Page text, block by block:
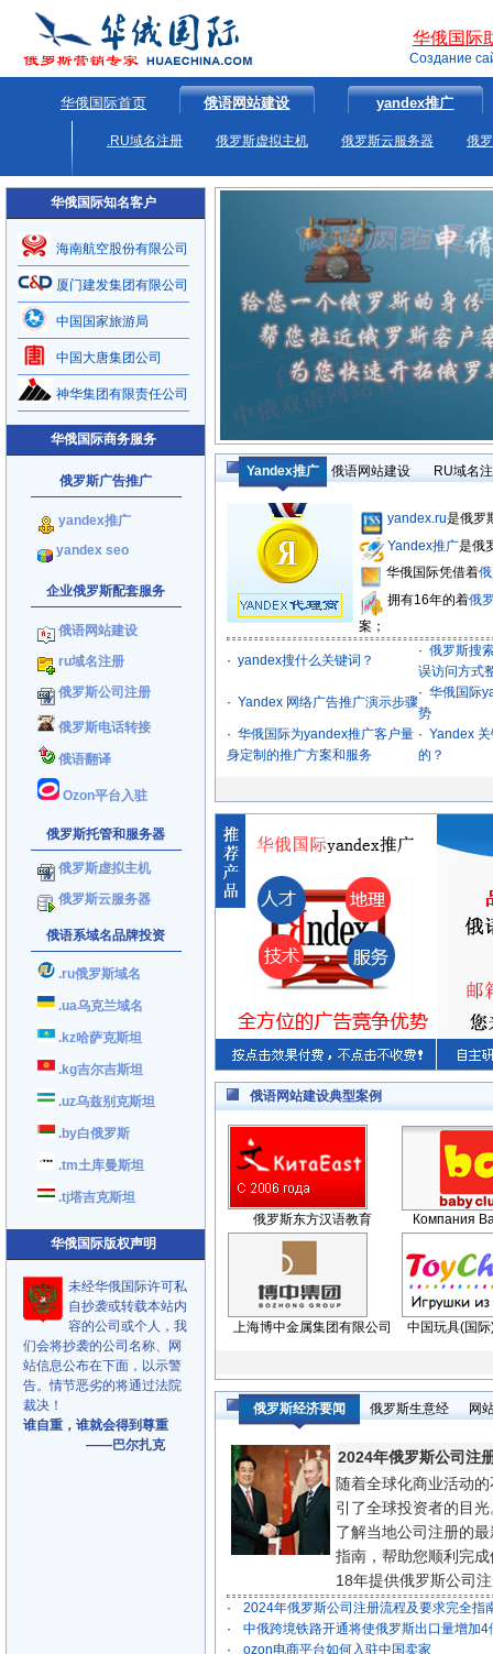
华俄国际
Создание
华俄国际首页 俄语网站建设 yandex推广
.RU域名注册 俄罗斯虚拟主机 俄罗斯云服务器 俄
华俄国际知名客户
海南航空股份有限公司
厦门建发集团有限公司
中国国家旅游局
中国大唐集团公司
神华集团有限责任公司
华俄国际商务服务
俄罗斯广告推广
yandex推广
yandex seo
企业俄罗斯配套服务
俄语网站建设
ru域名注册
俄罗斯公司注册
俄罗斯电话转接
俄语翻译
Ozon平台入驻
俄罗斯托管和服务器
俄罗斯虚拟主机
俄罗斯云服务器
俄语系域名品牌投资
.ru俄罗斯域名
.ua乌克兰域名
.kz哈萨克斯坦
.kg吉尔吉斯坦
.uz乌兹别克斯坦
.by白俄罗斯
.tm土库曼斯坦
.tj塔吉克斯坦
华俄国际版权声明
未经华俄国际许可私
自抄袭或转载本站内
容的公司或个人，我
们会将抄袭的公司名称、网
站信息公布在下面，以示警
告。情节恶劣的将通过法院
裁决！
谁自重，谁就会得到尊重
——巴尔扎克
Yandex推广 俄语网站建设 RU域名
yandex.ru是俄罗
Yandex推广是俄
华俄国际凭借着
拥有16年的着俄
案；
· yandex搜什么关键词？
· 俄罗斯搜
误访问方式
· Yandex 网络广告推广演示步骤
· 华俄国际
势
· 华俄国际为yandex推广客户量
身定制的推广方案和服务
· Yandex
的？
俄语网站建设典型案例
俄罗斯东方汉语教育 Компания
上海博中金属集团有限公司 中国玩具(国
俄罗斯经济要闻 俄罗斯生意经 网
2024年俄罗斯公司注
随着全球化商业活动
引了全球投资者的目
了解当地公司注册的
指南，帮助您顺利完
18年提供俄罗斯公司
·
2024年俄罗斯公司注册流程及要求完全指
·
中俄跨境铁路开通将使俄罗斯出口量增加4
·
ozon电商平台如何入驻中国卖家